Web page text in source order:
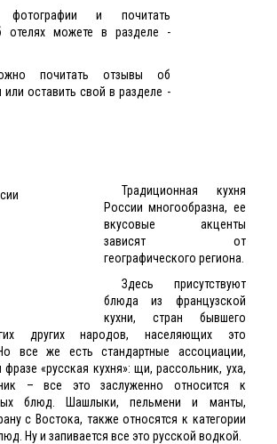
фотографии и почитать
отелях можете в разделе -
почитать отзывы об
оставить свой в разделе -
Традиционная кухня
России многообразна, ее
вкусовые акценты
зависят от
географического региона.
Здесь присутствуют
блюда из французской
кухни, стран бывшего
других народов, населяющих это
все же есть стандартные ассоциации,
«русская кухня»: щи, рассольник, уха,
– все это заслуженно относится к
блюд. Шашлыки, пельмени и манты,
с Востока, также относятся к категории
Ну и запивается все это русской водкой.